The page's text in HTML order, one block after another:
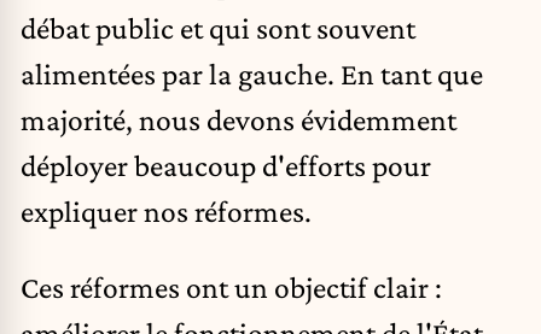
débat public et qui sont souvent
alimentées par la gauche. En tant que
majorité, nous devons évidemment
déployer beaucoup d'efforts pour
expliquer nos réformes.
Ces réformes ont un objectif clair :